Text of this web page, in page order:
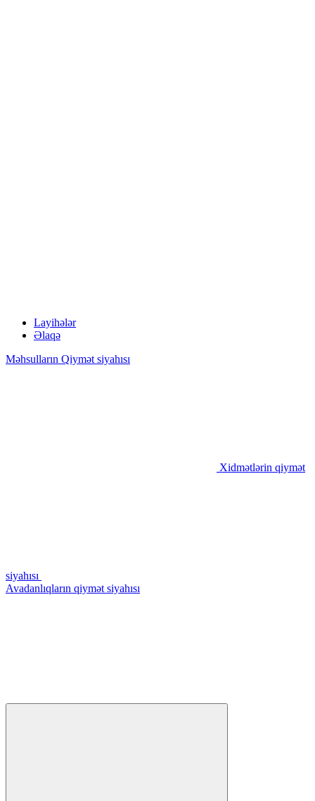
Layihələr
Əlaqə
Məhsulların Qiymət siyahısı
Xidmətlərin qiymət
siyahısı
Avadanlıqların qiymət siyahısı